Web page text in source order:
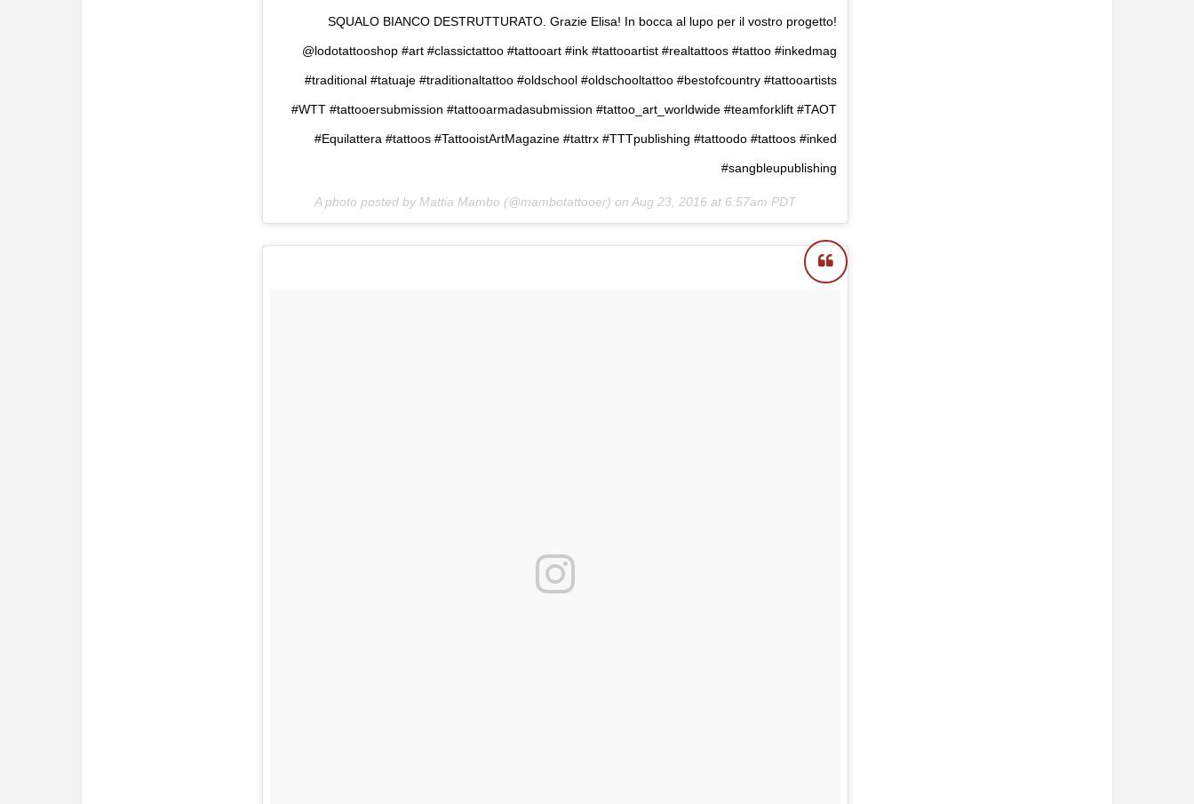
SQUALO BIANCO DESTRUTTURATO. Grazie Elisa! In bocca al lupo per il vostro progetto!
@lodotattooshop #art #classictattoo #tattooart #ink #tattooartist #realtattoos #tattoo #inkedmag
#traditional #tatuaje #traditionaltattoo #oldschool #oldschooltattoo #bestofcountry #tattooartists
#WTT #tattooersubmission #tattooarmadasubmission #tattoo_art_worldwide #teamforklift #TAOT
#Equilattera #tattoos #TattooistArtMagazine #tattrx #TTTpublishing #tattoodo #tattoos #inked
#sangbleupublishing
A photo posted by Mattia Mambo (@mambotattooer) on Aug 23, 2016 at 6:57am PDT